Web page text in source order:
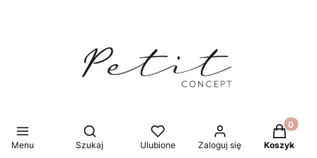
Menu
Otwórz wyszukiwarkę
Szukaj Ulubione Zaloguj się Koszyk